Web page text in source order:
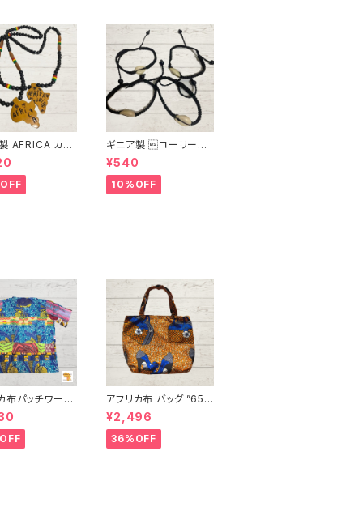
AFRICA カリ
箪）ネックレス
ギニア製 コーリーシ
ェルブレスレット
¥540
10%OFF
布パッチワーク
女兼用 パーニ
ド INUWALIA
patch-s-1
アフリカ布 バッグ ”65”
アフリカンプリント パー
ニュ カンガ キテンゲ ト
ートバッグ エコバッグ
ギニア フェアトレード I
¥2,496
36%OFF